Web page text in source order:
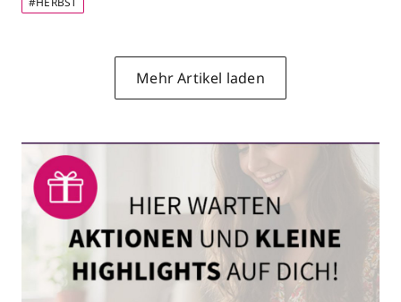
Mehr Artikel laden